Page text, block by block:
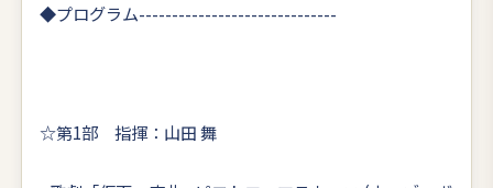
◆プログラム------------------------------
☆第1部 指揮：山田 舞